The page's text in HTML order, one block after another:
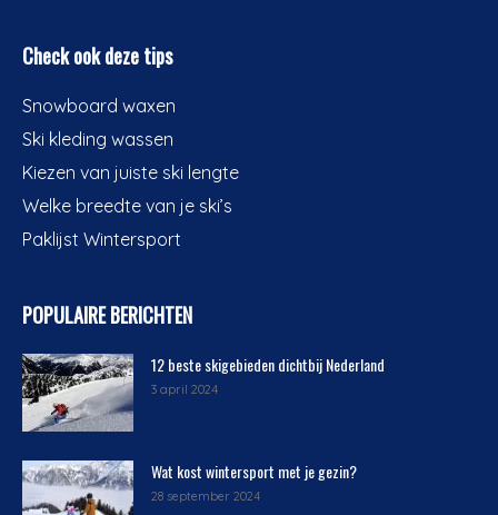
Check ook deze tips
Snowboard waxen
Ski kleding wassen
Kiezen van juiste ski lengte
Welke breedte van je ski’s
Paklijst Wintersport
POPULAIRE BERICHTEN
12 beste skigebieden dichtbij Nederland
3 april 2024
Wat kost wintersport met je gezin?
28 september 2024